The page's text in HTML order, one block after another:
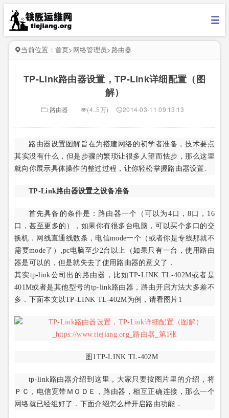
当前位置： 首页> 网络管理员> 路由器
TP-Link路由器设置，TP-Link详细配置（图
解）
路由器 (4..5万) 2014-03-11 09:13:13
路由器设置图解旨在为搭建网络的初学者准备，技术要点
其实没有什么，但是步骤的繁琐让很多人望而怯步，那么这里
就向你展示具体操作的整过过程，让你轻松掌握路由器设置.
TP-Link路由器设置之设备准备
首先具备的条件是：路由器一个（可以为4口，8口，16
口，甚至更多的），如果你有很多台电脑，可以买个多口的交
换机．网线直通线数条，电信mode一个（或者你是专线那就不
需要mode了）,pc电脑至少2台以上（如果只有一台，使用路由
器是可以的，但是就失去了使用路由器的意义了．
其实tp-link公司出的路由器，比如TP-LINK TL-402M或者是
401M或者是其他型号的tp-link路由器，路由开启方法大多差不
多．下面本文以TP-LINK TL-402M为例，请看图片1
图1TP-LINK TL-402M
tp-link路由器介绍到这里，大家只要按图片里的介绍，将
ＰＣ，电信宽带ＭＯＤＥ，路由器，相互正确连接，那么一个
网络就已经组好了．下面介绍怎么样开启路由功能．